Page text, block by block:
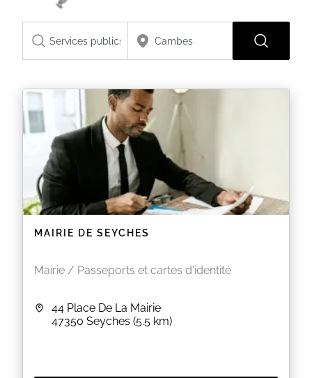
MAIRIE DE SEYCHES
Mairie / Passeports et cartes d'identité
44 Place De La Mairie
47350 Seyches (5.5 km)